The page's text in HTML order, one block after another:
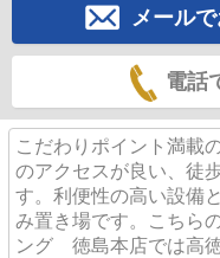
メール
電話
こだわりポイント満載
のアクセスが良い、徒
す。利便性の高い設備
み置き場です。こちら
ング 徳島本店では高